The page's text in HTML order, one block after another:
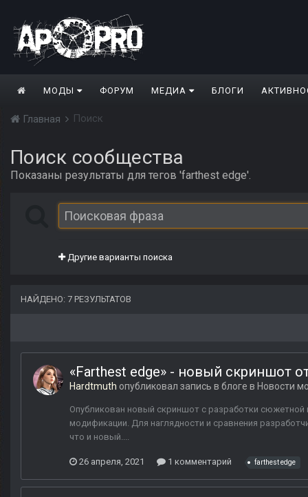
МОДЫ ФОРУМ МЕДИА БЛОГИ
Главная Поиск
Поиск сообщества
Показаны результаты для тегов 'farthest edge'.
Другие варианты поиска
НАЙДЕНО: 7 РЕЗУЛЬТАТОВ
«Farthest edge» - новый скриншот
Hardtmuth опубликовал запись в блоге в Новости
Опубликован новый скриншот с разработки
модификации. Для наглядности и сравнения
что и новый....
26 апреля, 2021 1 комментарий farthest edge